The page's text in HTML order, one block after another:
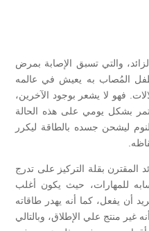
والتي تسبق الإصابة بمرض
المُصاب به يعيش في عالمه
فهو لا يشعر بوجود الآخرين،
بشكل يومي على هذه الحالة
ليشحن جسده بالطاقة ليكرر
المقترن بقلة التركيز على تدرج
للمهارات، حيث يكون أغلب
أن يفعل، كما أنه يهدر طاقاته
غير منتج علي الإطلاق، وبالتالي